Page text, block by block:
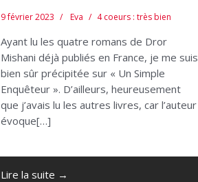
9 février 2023 Eva 4 coeurs : très bien
Ayant lu les quatre romans de Dror
Mishani déjà publiés en France, je me suis
bien sûr précipitée sur « Un Simple
Enquêteur ». D’ailleurs, heureusement
que j’avais lu les autres livres, car l’auteur
évoque[…]
Lire la suite →